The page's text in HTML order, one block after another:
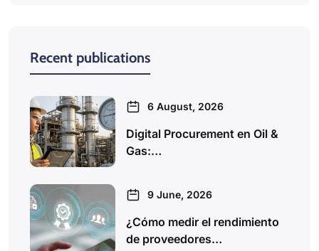
Recent publications
6 August, 2026
Digital Procurement en Oil &
Gas:…
9 June, 2026
¿Cómo medir el rendimiento
de proveedores…